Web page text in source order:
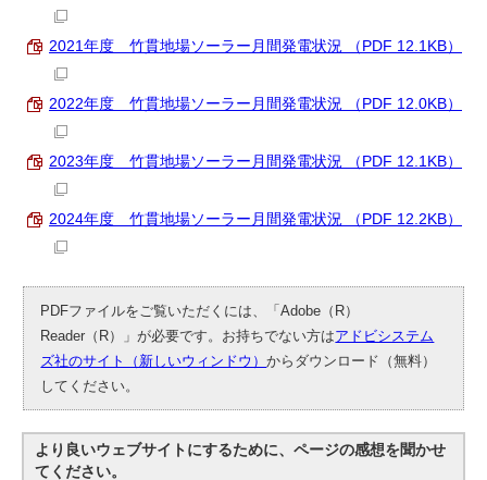
2021年度 竹貫地場ソーラー月間発電状況 （PDF 12.1KB）
2022年度 竹貫地場ソーラー月間発電状況 （PDF 12.0KB）
2023年度 竹貫地場ソーラー月間発電状況 （PDF 12.1KB）
2024年度 竹貫地場ソーラー月間発電状況 （PDF 12.2KB）
PDFファイルをご覧いただくには、「Adobe（R）
Reader（R）」が必要です。お持ちでない方はアドビシステム
ズ社のサイト（新しいウィンドウ）からダウンロード（無料）
してください。
より良いウェブサイトにするために、ページの感想を聞かせ
てください。